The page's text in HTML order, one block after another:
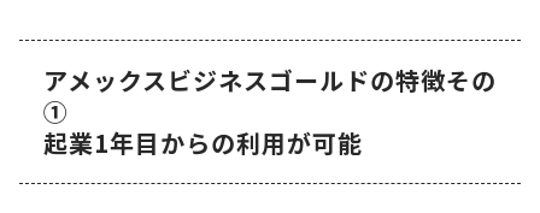
アメックスビジネスゴールドの特徴その
①
起業1年目からの利用が可能